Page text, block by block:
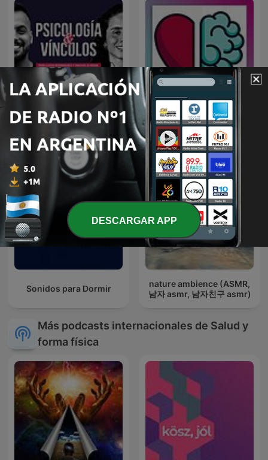
Psicología y Vínculos
Entrenamiento para la
mente
Sonidos para Dormir
nature ambience (ASMR,
남자 asmr, 남자친구 asmr)
Más podcasts internacionales de Salud y
forma física
DESCARGAR APP